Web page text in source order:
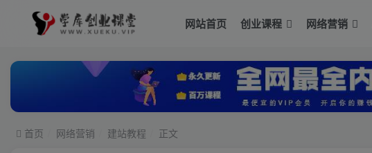
网站首页 创业课程 网络营销
首页 网络营销 建站教程 正文